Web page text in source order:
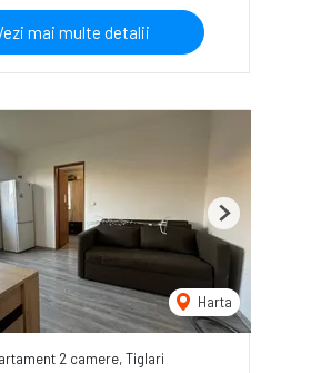
mai multe detalii
Harta
Next
2 camere, Tiglari